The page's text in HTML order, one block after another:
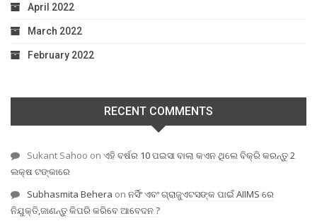
April 2022
March 2022
February 2022
RECENT COMMENTS
Sukant Sahoo on ଏହି ବର୍ଷର 10 ପଇସା ବାଲା କଏନ ଥିଲେ ବିକ୍ରି କରନ୍ତୁ 2
ଲକ୍ଷ ଟଙ୍କାରେ
Subhasmita Behera on ନର୍ସିଂ ଏବଂ ଗ୍ରାଜୁଏଟସଙ୍କ ପାଇଁ AIIMS ରେ
ନିଯୁକ୍ତି,ଜାଣନ୍ତୁ କିପରି କରିବେ ଆବେଦନ ?